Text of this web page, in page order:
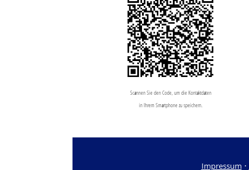
Scannen Sie den Code, um die Kontaktdaten
in Ihrem Smartphone zu speichern.
Impressum ·